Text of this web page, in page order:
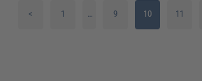
< 1 … 9 10 11